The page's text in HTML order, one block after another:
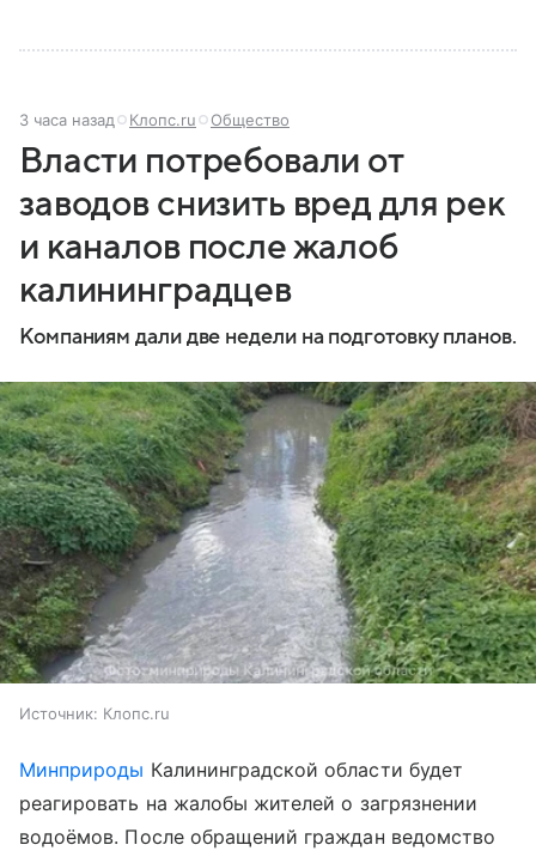
3 часа назад Клопс.ru Общество
Власти потребовали от
заводов снизить вред для рек
и каналов после жалоб
калининградцев
Компаниям дали две недели на подготовку планов.
Источник: Клопс.ru
Минприроды Калининградской области будет
реагировать на жалобы жителей о загрязнении
водоёмов. После обращений граждан ведомство